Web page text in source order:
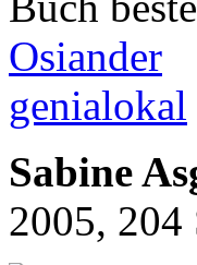
Osiander
genialokal
Sabine
2005, 204